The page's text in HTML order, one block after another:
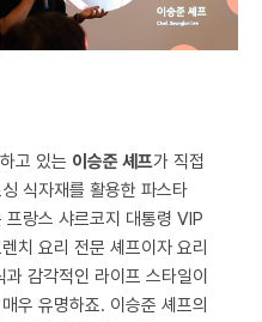
하고 있는 이승준 셰프가 직접
식자재를 활용한 파스타
랑스 샤르코지 대통령 VIP
치 요리 전문 셰프이자 요리
감각적인 라이프 스타일이
우 유명하죠. 이승준 셰프의